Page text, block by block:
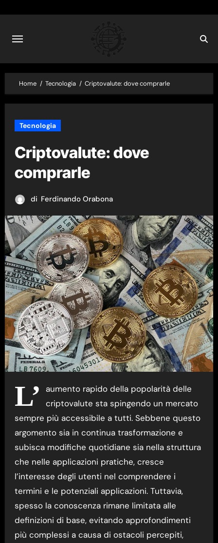
content
Home Tecnologia Criptovalute: dove comprarle
Tecnologia
Criptovalute: dove
comprarle
di Ferdinando Orabona
L’
aumento rapido della popolarità delle
criptovalute sta spingendo un mercato
sempre più accessibile a tutti. Sebbene questo
argomento sia in continua trasformazione e
subisca modifiche quotidiane sia nella struttura
che nelle applicazioni pratiche, cresce
l’interesse degli utenti nel comprendere i
termini e le potenziali applicazioni. Tuttavia,
spesso la conoscenza rimane limitata alle
definizioni di base, evitando approfondimenti
più complessi a causa di ostacoli percepiti,